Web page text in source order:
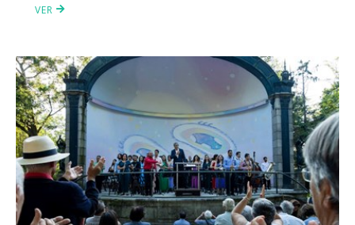
VER